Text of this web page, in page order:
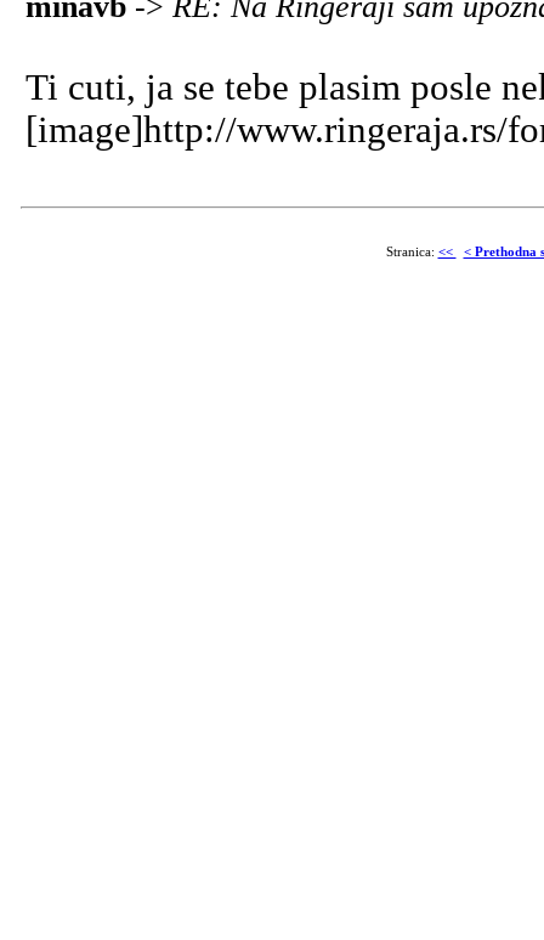
Ti cuti, ja se tebe plasim posle
[image]http://www.ringeraja.rs/
Stranica: << < Prethodna